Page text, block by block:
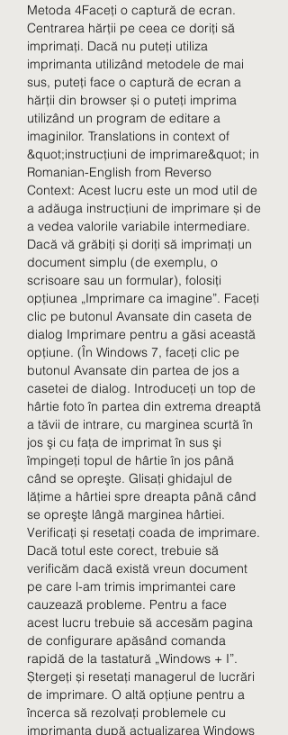
Metoda 4Faceți o captură de ecran.
Centrarea hărții pe ceea ce doriți să
imprimați. Dacă nu puteți utiliza
imprimanta utilizând metodele de mai
sus, puteți face o captură de ecran a
hărții din browser și o puteți imprima
utilizând un program de editare a
imaginilor. Translations in context of
&quot;instrucțiuni de imprimare&quot; in
Romanian-English from Reverso
Context: Acest lucru este un mod util de
a adăuga instrucțiuni de imprimare și de
a vedea valorile variabile intermediare.
Dacă vă grăbiți și doriți să imprimați un
document simplu (de exemplu, o
scrisoare sau un formular), folosiți
opțiunea „Imprimare ca imagine”. Faceți
clic pe butonul Avansate din caseta de
dialog Imprimare pentru a găsi această
opțiune. (În Windows 7, faceţi clic pe
butonul Avansate din partea de jos a
casetei de dialog. Introduceţi un top de
hârtie foto în partea din extrema dreaptă
a tăvii de intrare, cu marginea scurtă în
jos şi cu faţa de imprimat în sus şi
împingeţi topul de hârtie în jos până
când se opreşte. Glisaţi ghidajul de
lăţime a hârtiei spre dreapta până când
se opreşte lângă marginea hârtiei.
Verificați și resetați coada de imprimare.
Dacă totul este corect, trebuie să
verificăm dacă există vreun document
pe care l-am trimis imprimantei care
cauzează probleme. Pentru a face
acest lucru trebuie să accesăm pagina
de configurare apăsând comanda
rapidă de la tastatură „Windows + I”.
Ștergeți și resetați managerul de lucrări
de imprimare. O altă opțiune pentru a
încerca să rezolvați problemele cu
imprimanta după actualizarea Windows